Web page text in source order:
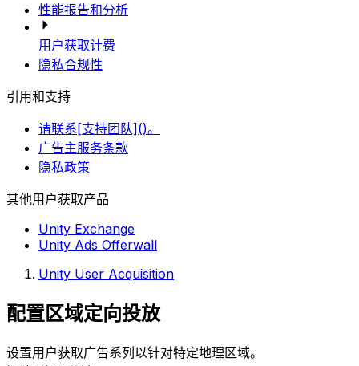
性能报告和分析
用户获取计费
隐私合规性
引用和支持
请联系[支持团队]()。
广告主服务条款
隐私政策
其他用户获取产品
Unity Exchange
Unity Ads Offerwall
Unity User Acquisition
配置区域定向投放
设置用户获取广告系列以针对特定地理区域。